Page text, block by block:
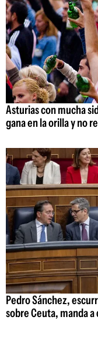
Asturias con mucha
gana en la orilla y no
Pedro Sánchez,
sobre Ceuta, manda